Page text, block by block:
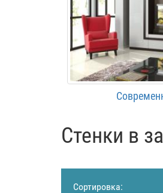
Cтенки в
Сортировка: